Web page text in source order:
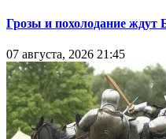
Грозы и похолодание ждут
07 августа, 2026 21:45